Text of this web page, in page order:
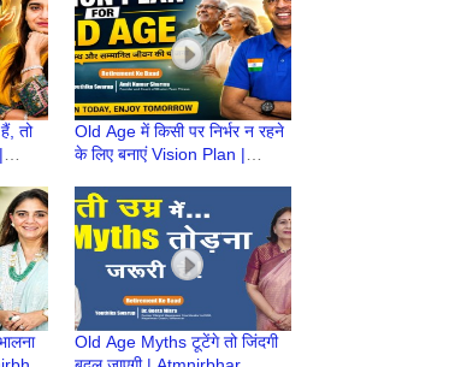
तो
Old Age में किसी पर निर्भर न रहने
के लिए बनाएं Vision Plan |
|Retire
Old Age Myths टूटेंगे तो जिंदगी